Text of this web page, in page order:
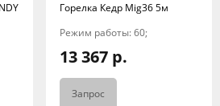
Горелка Кедр Mig36 5м
Режим работы: 60;
13 367 р.
Запрос